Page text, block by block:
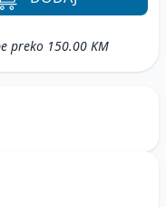
preko 150.00 KM